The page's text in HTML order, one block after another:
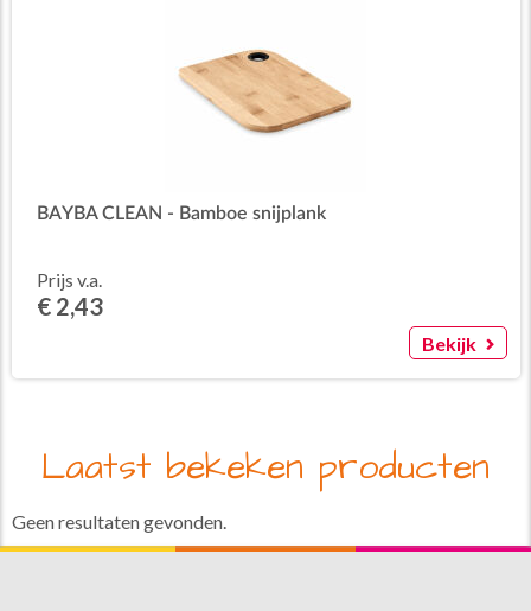
BAYBA CLEAN - Bamboe snijplank
Prijs v.a.
€ 2,43
Bekijk
Laatst bekeken producten
Geen resultaten gevonden.